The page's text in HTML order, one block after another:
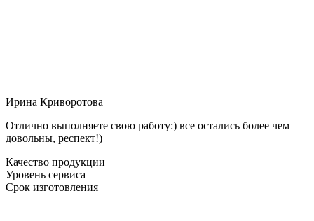
Ирина Криворотова
Отлично выполняете свою работу:) все остались более чем
довольны, респект!)
Качество продукции
Уровень сервиса
Срок изготовления